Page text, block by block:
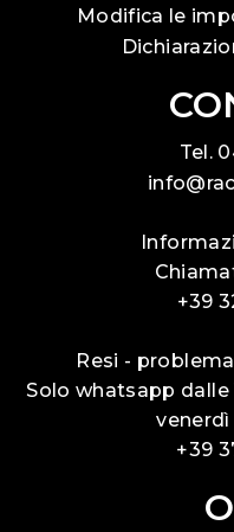
Modifica le
Tel.
+39
Resi -
Solo whatsapp dalle
+39